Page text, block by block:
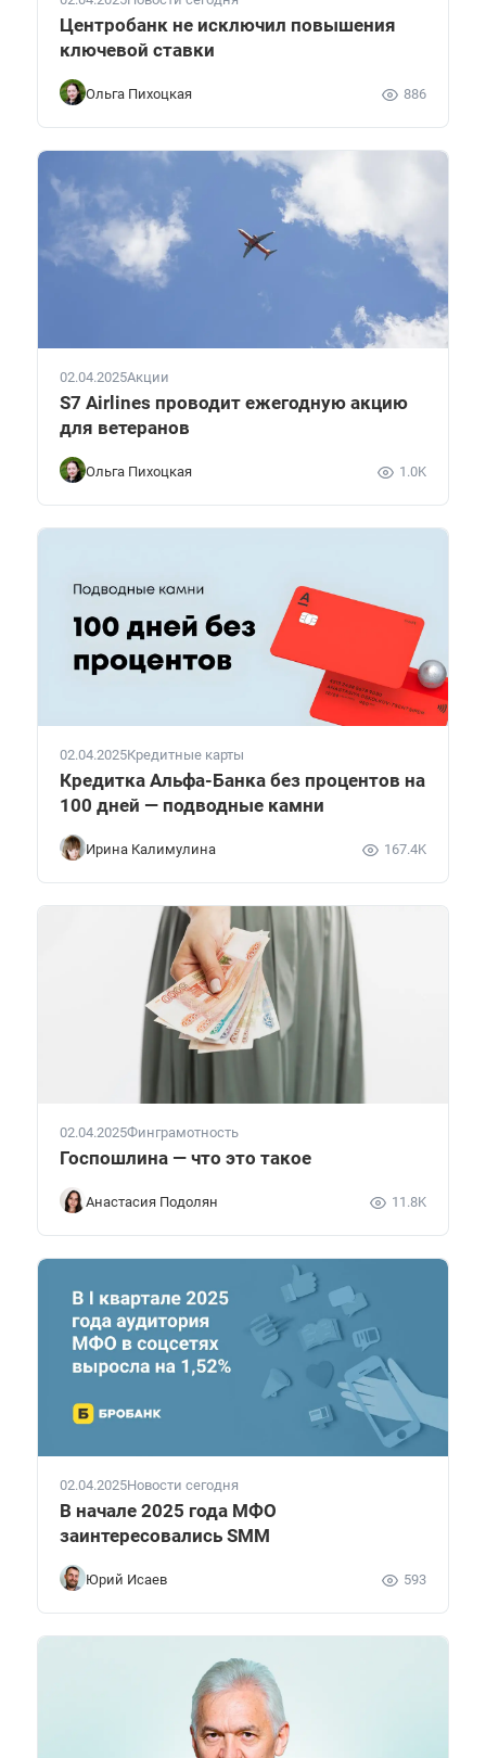
Центробанк не исключил повышения
ключевой ставки
Ольга Пихоцкая 886
02.04.2025Акции
S7 Airlines проводит ежегодную акцию
для ветеранов
Ольга Пихоцкая 1.0K
02.04.2025Кредитные карты
Кредитка Альфа-Банка без процентов на
100 дней — подводные камни
Ирина Калимулина 167.4K
02.04.2025Финграмотность
Госпошлина — что это такое
Анастасия Подолян 11.8K
02.04.2025Новости сегодня
В начале 2025 года МФО
заинтересовались SMM
Юрий Исаев 593